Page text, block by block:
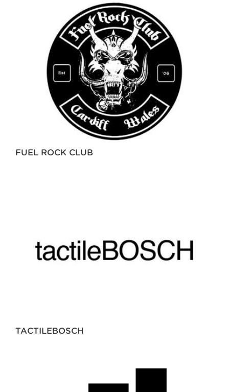
FUEL ROCK CLUB
TACTILEBOSCH